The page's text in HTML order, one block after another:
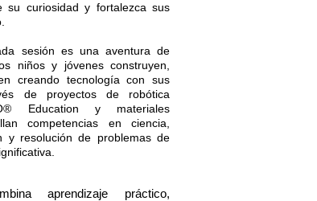
su curiosidad y fortalezca sus
sesión es una aventura de
niños y jóvenes construyen,
creando tecnología con sus
de proyectos de robótica
Education y materiales
competencias en ciencia,
y resolución de problemas de
aprendizaje práctico,